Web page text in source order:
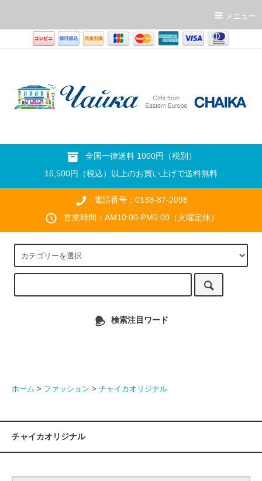
メニュー
全国一律送料 1000円（税別）
16,500円（税込）以上のお買い上げで送料無料
電話番号：0138-87-2098
営業時間：AM10:00-PM5:00（火曜定休）
検索注目ワード
ホーム > ファッション > チャイカオリジナル
チャイカオリジナル